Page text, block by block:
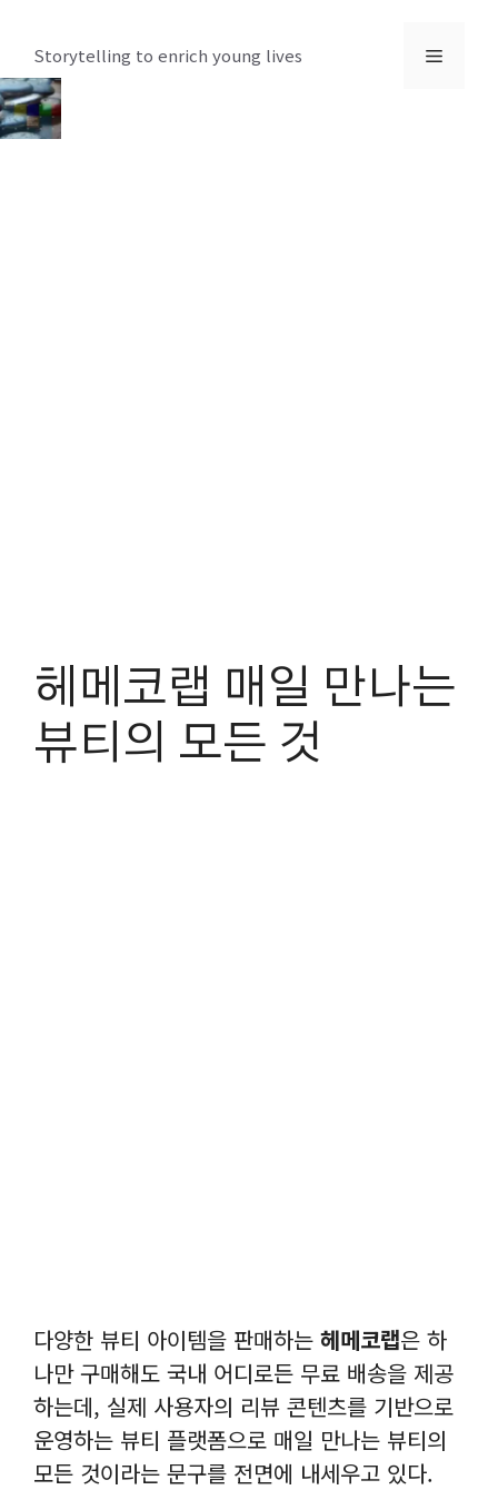
츠
로
건
Storytelling to enrich young lives 메
헤메코랩 매일 만나는
뷰티의 모든 것
다양한 뷰티 아이템을 판매하는 헤메코랩은 하
나만 구매해도 국내 어디로든 무료 배송을 제공
하는데, 실제 사용자의 리뷰 콘텐츠를 기반으로
운영하는 뷰티 플랫폼으로 매일 만나는 뷰티의
모든 것이라는 문구를 전면에 내세우고 있다.